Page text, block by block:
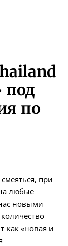
под
по
при
любые
новыми
как «новая и